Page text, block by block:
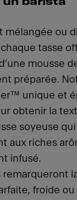
mélangée ou
tasse
mousse
préparée.
unique et
obtenir la
soyeuse
aux riches
infusé.
remarqueront
froide ou